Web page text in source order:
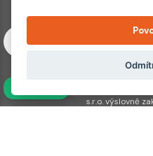
Copyright ©
Machkova 1642/2,
Všechna práva vyhrazena.
s.r.o. výslovně